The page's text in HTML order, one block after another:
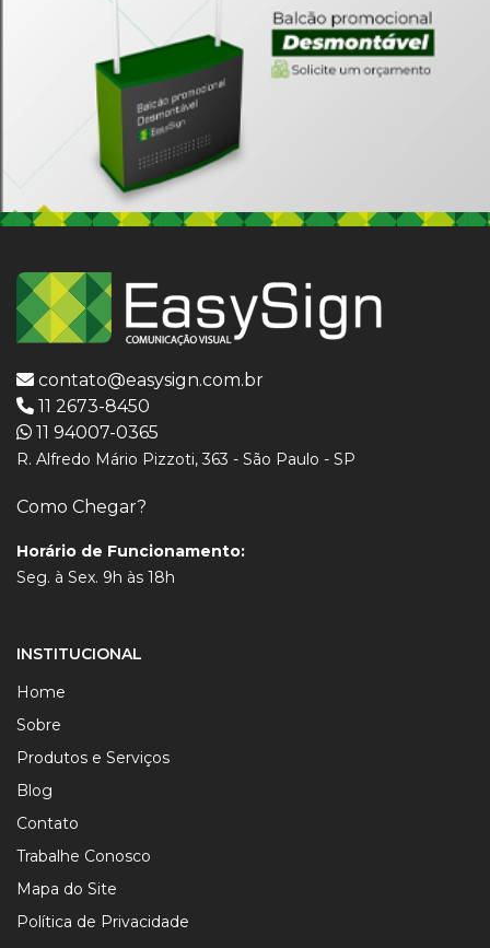
contato@easysign.com.br
11 2673-8450
11 94007-0365
R. Alfredo Mário Pizzoti, 363 - São Paulo - SP
Como Chegar?
Horário de Funcionamento:
Seg. à Sex. 9h às 18h
INSTITUCIONAL
Home
Sobre
Produtos e Serviços
Blog
Contato
Trabalhe Conosco
Mapa do Site
Política de Privacidade